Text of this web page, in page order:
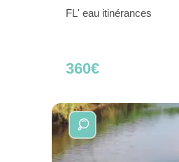
FL' eau itinérances
360€